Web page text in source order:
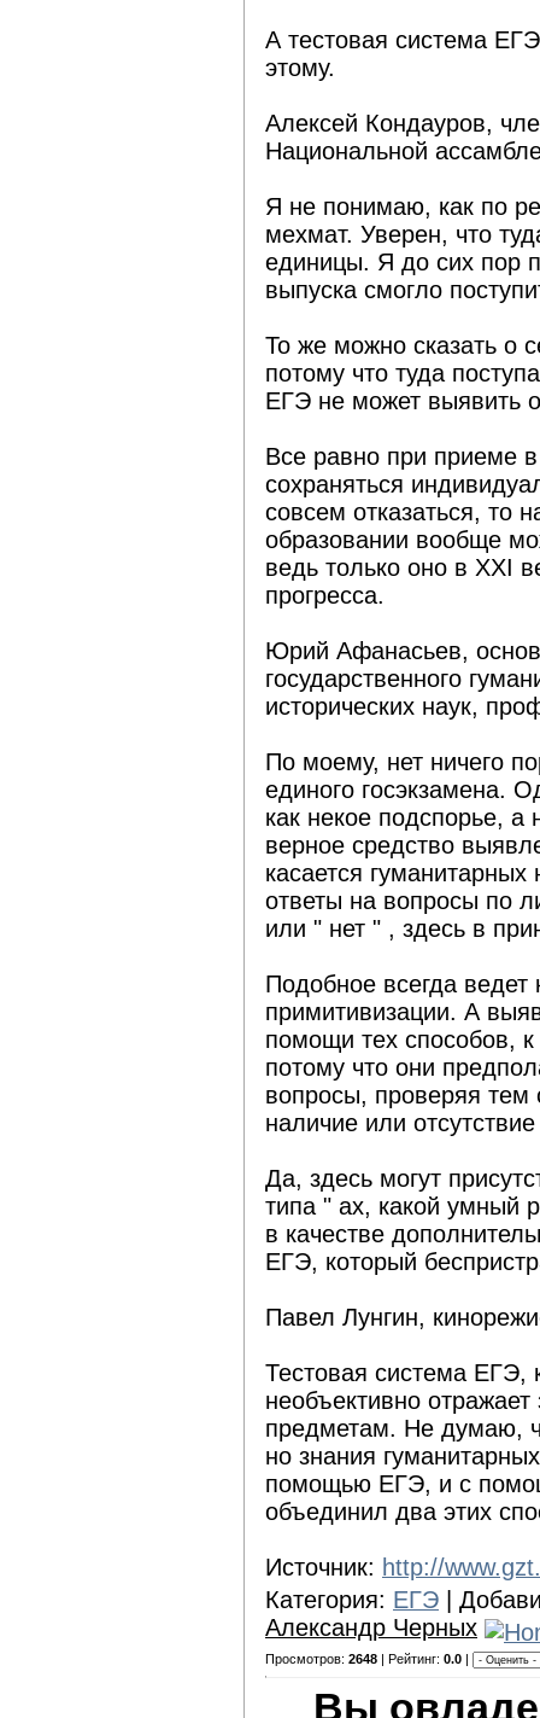
А тестовая система
этому.
Алексей Кондауров,
Национальной
Я не понимаю, как по
мехмат. Уверен, что
единицы. Я до сих пор
выпуска смогло
То же можно сказать о
потому что туда
ЕГЭ не может выявить
Все равно при приеме
сохраняться
совсем отказаться, то
образовании вообще
ведь только оно в ХХI
прогресса.
Юрий Афанасьев,
государственного
исторических наук,
По моему, нет ничего
единого госэкзамена.
как некое подспорье, а
верное средство
касается
ответы на вопросы по
или " нет " , здесь в
Подобное всегда
примитивизации. А
помощи тех способов,
потому что они
вопросы, проверяя
наличие или
Да, здесь могут
типа " ах, какой умный
в качестве
ЕГЭ, который
Павел Лунгин,
Тестовая система ЕГЭ,
необъективно
предметам. Не думаю,
но знания
помощью ЕГЭ, и с
объединил два этих
Источник: http://
Категория: ЕГЭ |
Александр Черных
Просмотров: 2648 | Рейтинг: 0.0
Вы